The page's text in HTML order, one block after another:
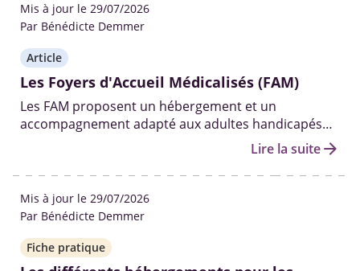
Mis à jour le 29/07/2026
Par Bénédicte Demmer
Article
Les Foyers d'Accueil Médicalisés (FAM)
Les FAM proposent un hébergement et un
accompagnement adapté aux adultes handicapés
nécessitant un accompagnement fréquent.Lire la suitearrow_forward
Mis à jour le 29/07/2026
Par Bénédicte Demmer
Fiche pratique